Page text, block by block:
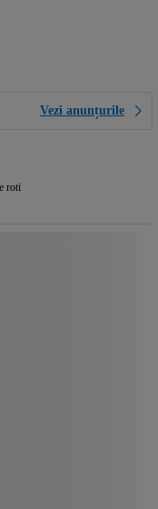
Vezi anunțurile
roti